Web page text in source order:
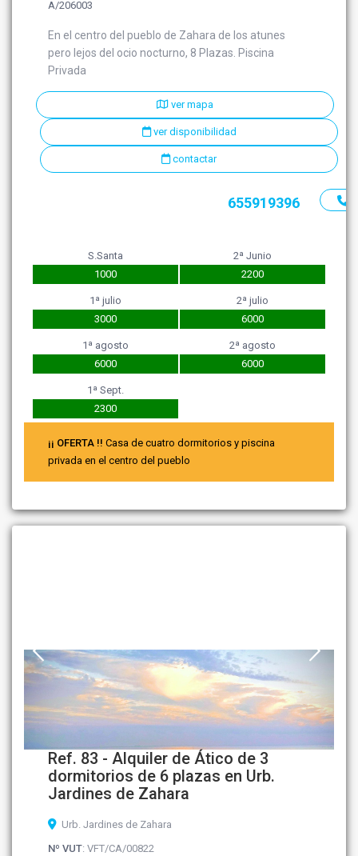
A/206003
En el centro del pueblo de Zahara de los atunes
pero lejos del ocio nocturno, 8 Plazas. Piscina
Privada
ver mapa
ver disponibilidad
contactar
655919396
S.Santa
1000
2ª Junio
2200
1ª julio
3000
2ª julio
6000
1ª agosto
6000
2ª agosto
6000
1ª Sept.
2300
¡¡ OFERTA !! Casa de cuatro dormitorios y piscina
privada en el centro del pueblo
Ref. 83 - Alquiler de Ático de 3
dormitorios de 6 plazas en Urb.
Jardines de Zahara
Urb. Jardines de Zahara
Nº VUT: VFT/CA/00822